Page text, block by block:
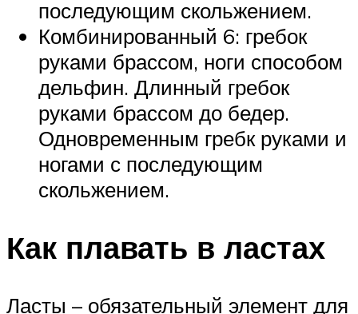
последующим скольжением.
Комбинированный 6: гребок
руками брассом, ноги способом
дельфин. Длинный гребок
руками брассом до бедер.
Одновременным гребк руками и
ногами с последующим
скольжением.
Как плавать в ластах
Ласты – обязательный элемент для